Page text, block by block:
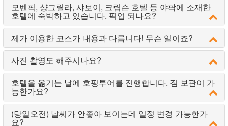
모벤픽, 샹그릴라, 샤보이, 크림슨 호텔 등 야팍에 소재한
호텔에 숙박하고 있습니다. 픽업 되나요?
제가 이용한 코스가 내용과 다릅니다! 무슨 일이죠?
사진 촬영도 해주시나요?
호텔을 옮기는 날에 호핑투어를 진행합니다. 짐 보관이 가
능한가요?
(당일오전) 날씨가 안좋아 보이는데 일정 변경 가능한가
요?